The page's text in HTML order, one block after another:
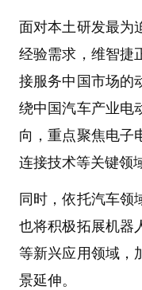
面对本土研发最为
经验需求，维智捷
接服务中国市场的
绕中国汽车产业电
向，重点聚焦电子
连接技术等关键领
同时，依托汽车领
也将积极拓展机器
等新兴应用领域，
景延伸。